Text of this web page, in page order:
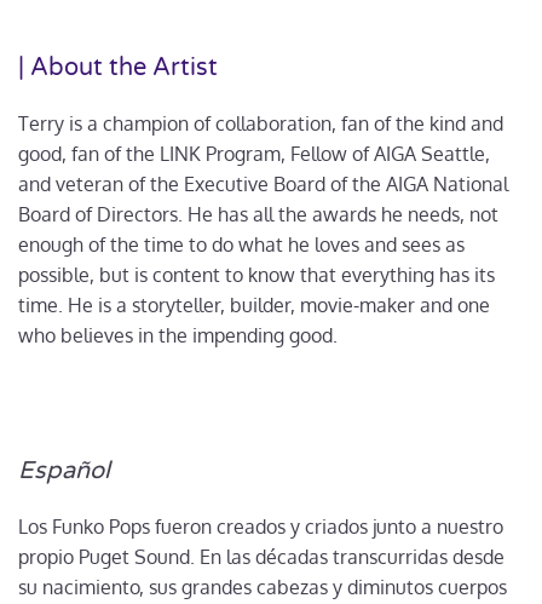
| About the Artist
Terry is a champion of collaboration, fan of the kind and
good, fan of the LINK Program, Fellow of AIGA Seattle,
and veteran of the Executive Board of the AIGA National
Board of Directors. He has all the awards he needs, not
enough of the time to do what he loves and sees as
possible, but is content to know that everything has its
time. He is a storyteller, builder, movie-maker and one
who believes in the impending good.
Español
Los Funko Pops fueron creados y criados junto a nuestro
propio Puget Sound. En las décadas transcurridas desde
su nacimiento, sus grandes cabezas y diminutos cuerpos